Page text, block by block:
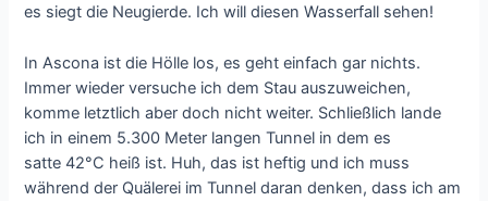
es siegt die Neugierde. Ich will diesen Wasserfall sehen!
In Ascona ist die Hölle los, es geht einfach gar nichts.
Immer wieder versuche ich dem Stau auszuweichen,
komme letztlich aber doch nicht weiter. Schließlich lande
ich in einem 5.300 Meter langen Tunnel in dem es
satte 42°C heiß ist. Huh, das ist heftig und ich muss
während der Quälerei im Tunnel daran denken, dass ich am